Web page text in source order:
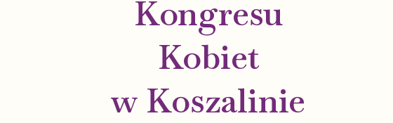
Kongresu
Kobiet
w Koszalinie